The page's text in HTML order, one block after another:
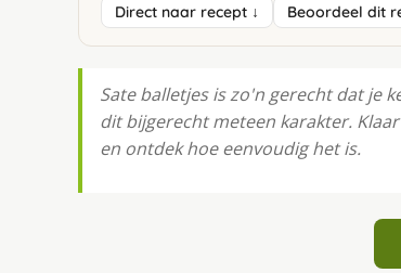
Direct naar recept ↓ Beoordeel dit
Sate balletjes is zo'n gerecht dat je
dit bijgerecht meteen karakter.
en ontdek hoe eenvoudig het is.